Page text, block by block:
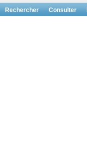
Rechercher Consulter